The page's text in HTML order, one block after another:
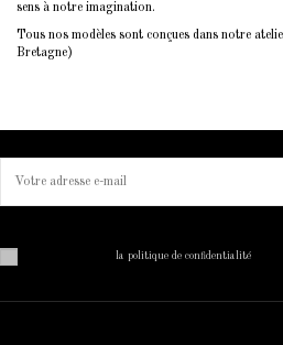
sens à notre imagination.
Tous nos modèles sont conçues dans notre
Bretagne)
la politique de confidentialité